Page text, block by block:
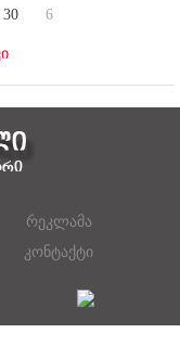
30 6
რეკლამა
კონტაქტი